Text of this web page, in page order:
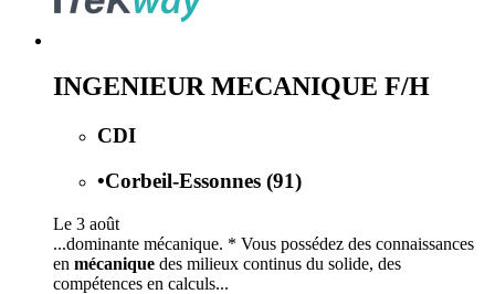
INGENIEUR MECANIQUE F/H
CDI
•Corbeil-Essonnes (91)
Le 3 août
...dominante mécanique. * Vous possédez des connaissances
en mécanique des milieux continus du solide, des
compétences en calculs...